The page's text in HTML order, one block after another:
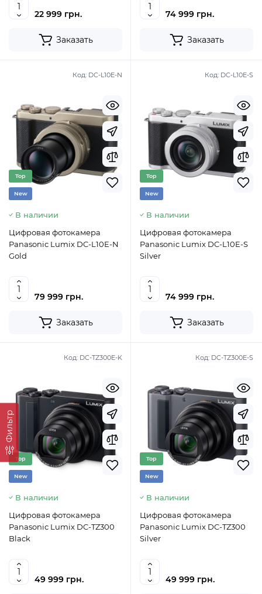
Фильтр
22 999 грн.
Заказать
74 999 грн.
Заказать
Код: DC-L10E-N
Top
New
В наличии
Цифровая фотокамера
Panasonic Lumix DC-L10E-N
Gold
79 999 грн.
Заказать
Код: DC-L10E-S
Top
New
В наличии
Цифровая фотокамера
Panasonic Lumix DC-L10E-S
Silver
74 999 грн.
Заказать
Код: DC-TZ300E-K
Top
New
В наличии
Цифровая фотокамера
Panasonic Lumix DC-TZ300
Black
49 999 грн.
Код: DC-TZ300E-S
Top
New
В наличии
Цифровая фотокамера
Panasonic Lumix DC-TZ300
Silver
49 999 грн.